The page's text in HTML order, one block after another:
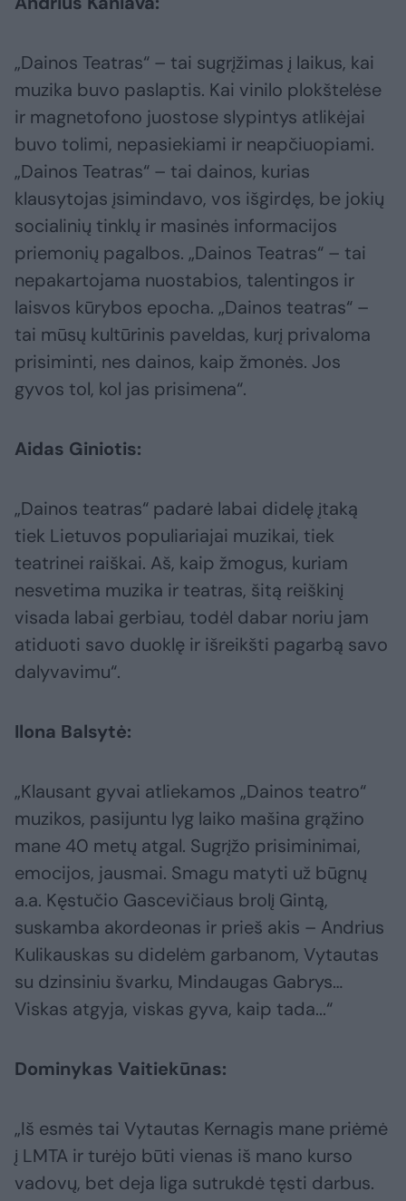
„Dainos Teatras“ – tai sugrįžimas į laikus, kai
muzika buvo paslaptis. Kai vinilo plokštelėse
ir magnetofono juostose slypintys atlikėjai
buvo tolimi, nepasiekiami ir neapčiuopiami.
„Dainos Teatras“ – tai dainos, kurias
klausytojas įsimindavo, vos išgirdęs, be jokių
socialinių tinklų ir masinės informacijos
priemonių pagalbos. „Dainos Teatras“ – tai
nepakartojama nuostabios, talentingos ir
laisvos kūrybos epocha. „Dainos teatras“ –
tai mūsų kultūrinis paveldas, kurį privaloma
prisiminti, nes dainos, kaip žmonės. Jos
gyvos tol, kol jas prisimena“.
Aidas Giniotis:
„Dainos teatras“ padarė labai didelę įtaką
tiek Lietuvos populiariajai muzikai, tiek
teatrinei raiškai. Aš, kaip žmogus, kuriam
nesvetima muzika ir teatras, šitą reiškinį
visada labai gerbiau, todėl dabar noriu jam
atiduoti savo duoklę ir išreikšti pagarbą savo
dalyvavimu“.
Ilona Balsytė:
„Klausant gyvai atliekamos „Dainos teatro“
muzikos, pasijuntu lyg laiko mašina grąžino
mane 40 metų atgal. Sugrįžo prisiminimai,
emocijos, jausmai. Smagu matyti už būgnų
a.a. Kęstučio Gascevičiaus brolį Gintą,
suskamba akordeonas ir prieš akis – Andrius
Kulikauskas su didelėm garbanom, Vytautas
su dzinsiniu švarku, Mindaugas Gabrys…
Viskas atgyja, viskas gyva, kaip tada...“
Dominykas Vaitiekūnas:
„Iš esmės tai Vytautas Kernagis mane priėmė
į LMTA ir turėjo būti vienas iš mano kurso
vadovų, bet deja liga sutrukdė tęsti darbus.